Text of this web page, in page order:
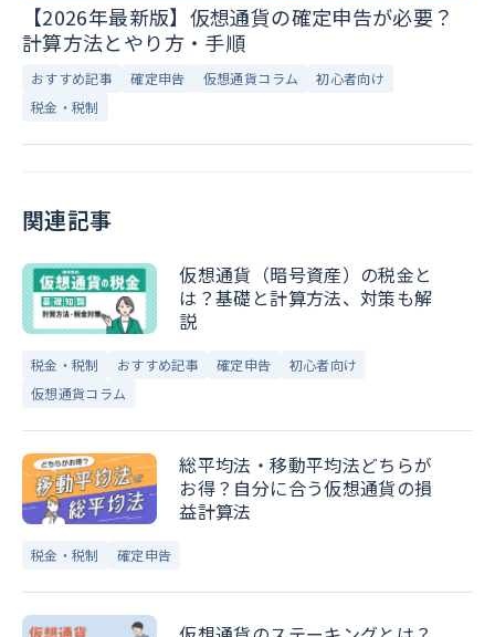
【2026年最新版】仮想通貨の確定申告が必要？
計算方法とやり方・手順
おすすめ記事 確定申告 仮想通貨コラム
初心者向け
税金・税制
関連記事
仮想通貨（暗号資産）の税金と
は？基礎と計算方法、対策も解
説
税金・税制 おすすめ記事 確定申告
初心者向け
仮想通貨コラム
総平均法・移動平均法どちらが
お得？自分に合う仮想通貨の損
益計算法
税金・税制 確定申告